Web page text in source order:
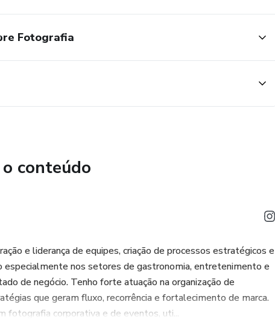
Fotografia
conteúdo
e liderança de equipes, criação de processos estratégicos e
nos setores de gastronomia, entretenimento e
de negócio. Tenho forte atuação na organização de
que geram fluxo, recorrência e fortalecimento de marca.
corporativa e de eventos, uti...